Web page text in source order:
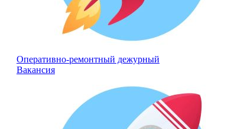
Оперативно-ремонтный дежурный
Вакансия